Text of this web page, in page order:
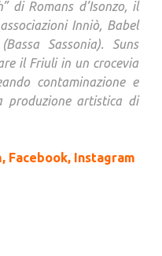
di Romans d’Isonzo, il
Inniò, Babel
Sassonia). Suns
il Friuli in un crocevia
contaminazione e
produzione artistica di
Facebook, Instagram